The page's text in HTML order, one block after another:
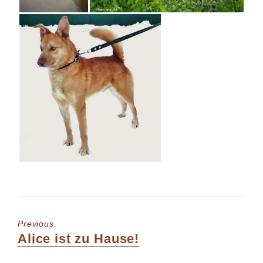
Previous
Previous
Alice ist zu Hause!